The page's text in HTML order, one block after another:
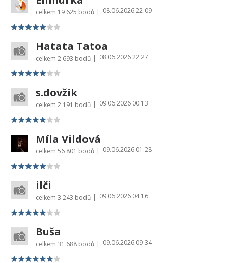
celkem 19 625 bodů | 08.06.2026 22:09
Hatata Tatoa
celkem 2 693 bodů | 08.06.2026 22:27
s.dovžik
celkem 2 191 bodů | 09.06.2026 00:13
Míla Vildová
celkem 56 801 bodů | 09.06.2026 01:28
ilči
celkem 3 243 bodů | 09.06.2026 04:16
Buša
celkem 31 688 bodů | 09.06.2026 09:34